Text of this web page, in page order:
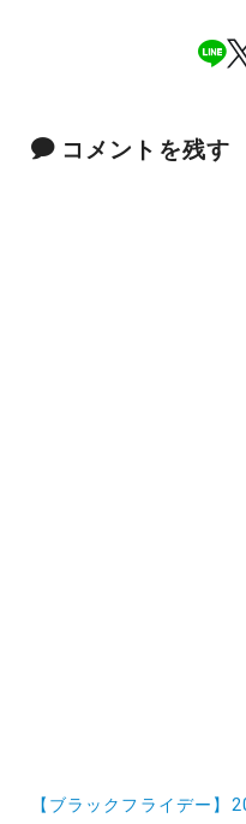
コメントを残す
投
【ブラックフライデー